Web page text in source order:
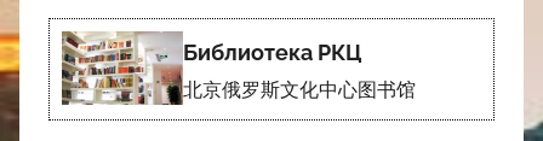
Библиотека РКЦ
北京俄罗斯文化中心图书馆